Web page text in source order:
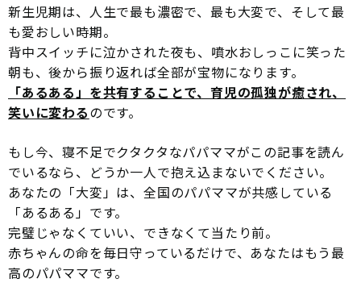
新生児期は、人生で最も濃密で、最も大変で、そして最
も愛おしい時期。
背中スイッチに泣かされた夜も、噴水おしっこに笑った
朝も、後から振り返れば全部が宝物になります。
「あるある」を共有することで、育児の孤独が癒され、
笑いに変わるのです。
もし今、寝不足でクタクタなパパママがこの記事を読ん
でいるなら、どうか一人で抱え込まないでください。
あなたの「大変」は、全国のパパママが共感している
「あるある」です。
完璧じゃなくていい、できなくて当たり前。
赤ちゃんの命を毎日守っているだけで、あなたはもう最
高のパパママです。